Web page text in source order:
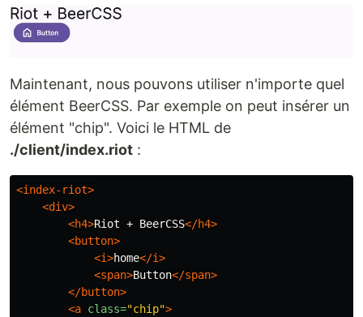
Maintenant, nous pouvons utiliser n'importe quel
élément BeerCSS. Par exemple on peut insérer un
élément "chip". Voici le HTML de
./client/index.riot :
<index-riot>
<div>
<h4>Riot + BeerCSS</h4>
<button>
<i>home</i>
<span>Button</span>
</button>
<a class="chip">